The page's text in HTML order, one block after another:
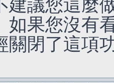
建議您這麼
如果您沒有
關閉了這項